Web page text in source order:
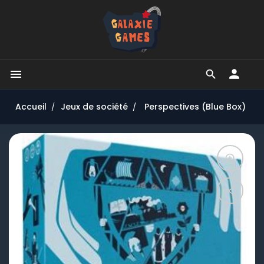


Accueil Jeux de société Perspectives (Blue Box)